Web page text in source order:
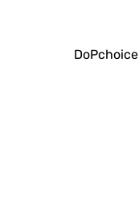
DoPchoice